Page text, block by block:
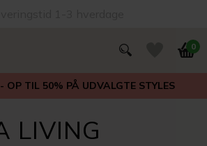
0
OP TIL 50% PÅ UDVALGTE STYLES
LIVING